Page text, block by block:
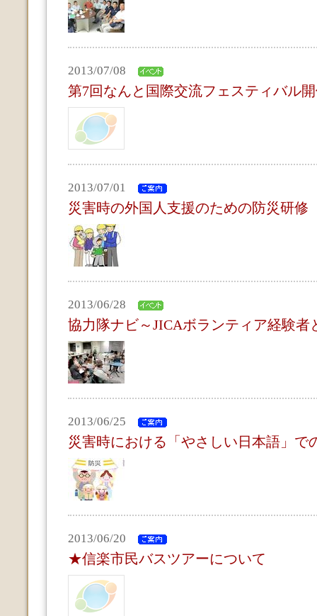
2013/07/08
第7回なんと国際交流フェスティバル
2013/07/01
災害時の外国人支援のための防災研修
2013/06/28
協力隊ナビ～JICAボランティア経験者
2013/06/25
災害時における「やさしい日本語」で
2013/06/20
★信楽市民バスツアーについて